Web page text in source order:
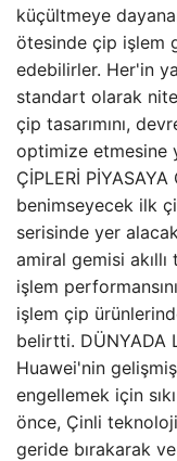
küçültmeye
ötesinde çip işlem
edebilirler. Her'in
standart olarak
çip tasarımını,
optimize etmesine
ÇİPLERİ
benimseyecek ilk
serisinde yer
amiral gemisi
işlem
işlem çip
belirtti. DÜNYADA
Huawei'nin
engellemek için
önce, Çinli
geride bırakarak